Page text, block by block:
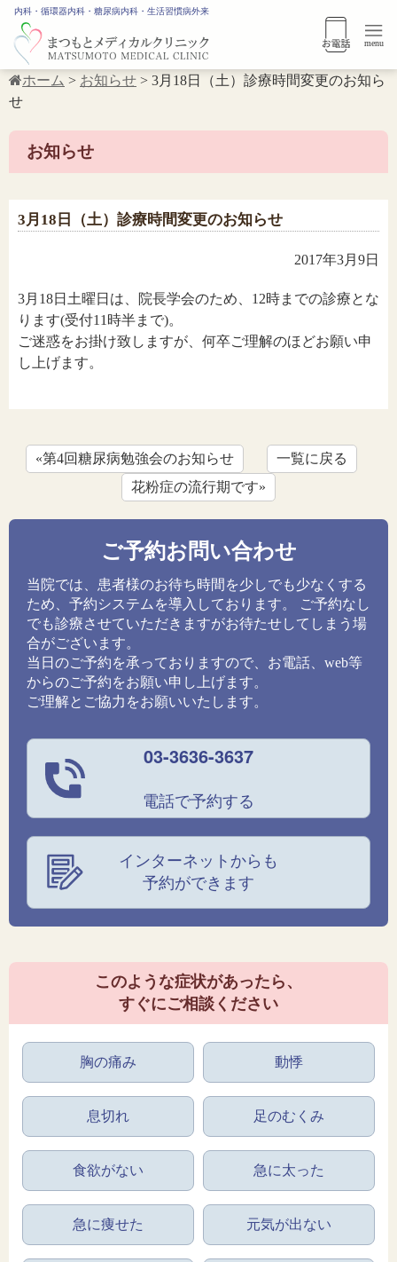
内科・循環器内科・糖尿病内科・生活習慣病外来
menu
ホーム > お知らせ > 3月18日（土）診療時間変更のお知ら
せ
お知らせ
3月18日（土）診療時間変更のお知らせ
2017年3月9日
3月18日土曜日は、院長学会のため、12時までの診療とな
ります(受付11時半まで)。
ご迷惑をお掛け致しますが、何卒ご理解のほどお願い申
し上げます。
«第4回糖尿病勉強会のお知らせ
一覧に戻る
花粉症の流行期です»
ご予約お問い合わせ
当院では、患者様のお待ち時間を少しでも少なくする
ため、予約システムを導入しております。 ご予約なし
でも診療させていただきますがお待たせしてしまう場
合がございます。
当日のご予約を承っておりますので、お電話、web等
からのご予約をお願い申し上げます。
ご理解とご協力をお願いいたします。
03-3636-3637
電話で予約する
インターネットからも
予約ができます
このような症状があったら、
すぐにご相談ください
胸の痛み 動悸
息切れ 足のむくみ
食欲がない 急に太った
急に痩せた 元気が出ない